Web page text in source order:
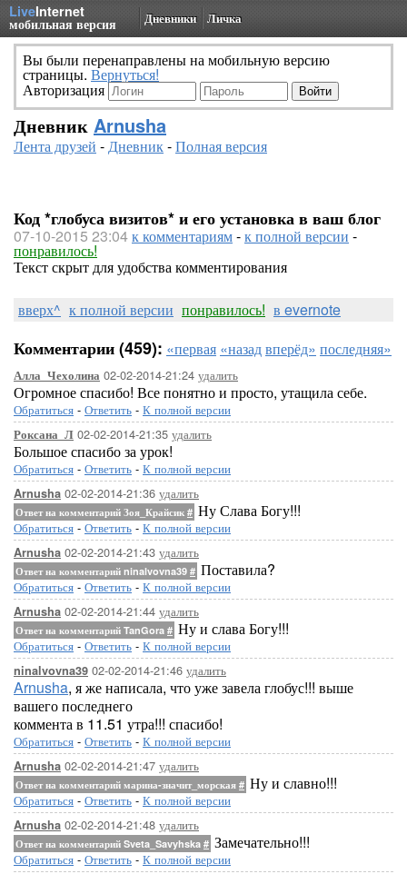
LiveInternet
мобильная версия Дневники Личка
Вы были перенаправлены на мобильную версию
страницы. Вернуться!
Авторизация
Дневник Arnusha
Лента друзей -Дневник-Полная версия
Код *глобуса визитов* и его установка в ваш блог
07-10-2015 23:04к комментариям-к полной версии -
понравилось!
Текст скрыт для удобства комментирования
вверх^ к полной версии понравилось! в evernote
Комментарии (459): «первая «назадвперёд» последняя»
Алла_Чехолина 02-02-2014-21:24 удалить
Огромное спасибо! Все понятно и просто, утащила себе.
Обратиться - Ответить - К полной версии
Роксана_Л 02-02-2014-21:35 удалить
Большое спасибо за урок!
Обратиться - Ответить - К полной версии
Arnusha 02-02-2014-21:36 удалить
Ответ на комментарий Зоя_Крайсик # Ну Слава Богу!!!
Обратиться - Ответить - К полной версии
Arnusha 02-02-2014-21:43 удалить
Ответ на комментарий ninalvovna39 # Поставила?
Обратиться - Ответить - К полной версии
Arnusha 02-02-2014-21:44 удалить
Ответ на комментарий TanGora # Ну и слава Богу!!!
Обратиться - Ответить - К полной версии
ninalvovna39 02-02-2014-21:46 удалить
Arnusha, я же написала, что уже завела глобус!!! выше
вашего последнего
коммента в 11.51 утра!!! спасибо!
Обратиться - Ответить - К полной версии
Arnusha 02-02-2014-21:47 удалить
Ответ на комментарий марина-значит_морская # Ну и славно!!!
Обратиться - Ответить - К полной версии
Arnusha 02-02-2014-21:48 удалить
Ответ на комментарий Sveta_Savyhska # Замечательно!!!
Обратиться - Ответить - К полной версии